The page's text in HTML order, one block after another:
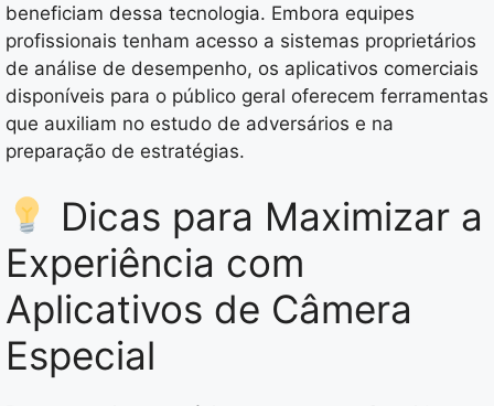
beneficiam dessa tecnologia. Embora equipes
profissionais tenham acesso a sistemas proprietários
de análise de desempenho, os aplicativos comerciais
disponíveis para o público geral oferecem ferramentas
que auxiliam no estudo de adversários e na
preparação de estratégias.
Dicas para Maximizar a
Experiência com
Aplicativos de Câmera
Especial